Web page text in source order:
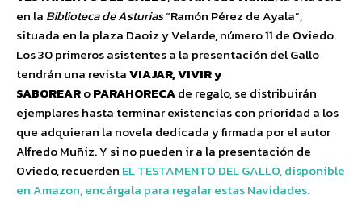
en la Biblioteca de Asturias“Ramón Pérez de Ayala”,
situada en la plaza Daoiz y Velarde, número 11 de Oviedo.
Los 30 primeros asistentes a la presentación del Gallo
tendrán una revistaVIAJAR, VIVIR y
SABOREARoPARAHORECAde regalo, se distribuirán
ejemplares hasta terminar existencias con prioridad a los
que adquieran la novela dedicada y firmada por el autor
Alfredo Muñiz. Y si no pueden ir a la presentación de
Oviedo, recuerden EL TESTAMENTO DEL GALLO, disponible
en Amazon, encárgala para regalar estas Navidades.